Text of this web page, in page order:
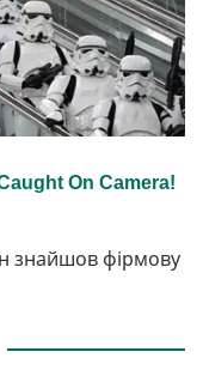
знайшов фірмову